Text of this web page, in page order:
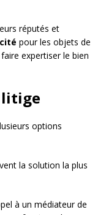
réputés et
pour les objets de
expertiser le bien
litige
options
la solution la plus
à un médiateur de